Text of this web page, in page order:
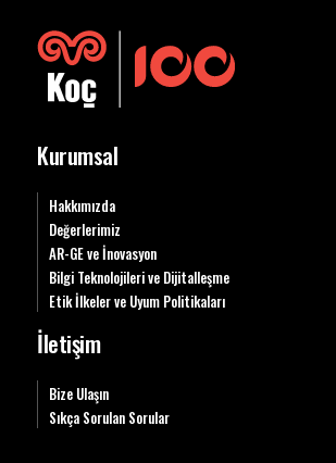
Kurumsal
Hakkımızda
Değerlerimiz
AR-GE ve İnovasyon
Bilgi Teknolojileri ve Dijitalleşme
Etik İlkeler ve Uyum Politikaları
İletişim
Bize Ulaşın
Sıkça Sorulan Sorular